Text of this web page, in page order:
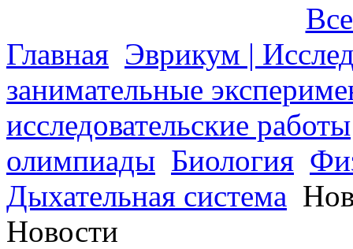
Главная Эврикум |
занимательные
исследовательские работы
олимпиады Биология
Дыхательная система
Новости